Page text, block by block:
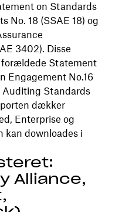
on Standards
No. 18 (SSAE 18) og
3402). Disse
Statement
Engagement No.16
Auditing Standards
dækker
Enterprise og
kan downloades i
Alliance,